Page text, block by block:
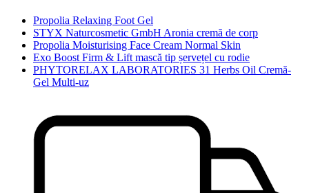
Propolia Relaxing Foot Gel
STYX Naturcosmetic GmbH Aronia cremă de corp
Propolia Moisturising Face Cream Normal Skin
Exo Boost Firm & Lift mască tip șervețel cu rodie
PHYTORELAX LABORATORIES 31 Herbs Oil Cremă-
Gel Multi-uz